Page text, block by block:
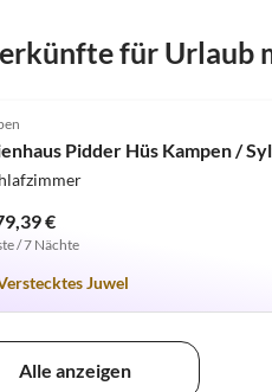
für Urlaub
Pidder Hüs Kampen /
€
/ 7 Nächte
Juwel
Alle anzeigen